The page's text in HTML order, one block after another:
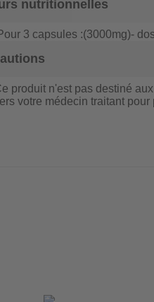
nutritionnelles
3 capsules :(3000mg)-
produit n'est pas destiné
votre médecin traitant